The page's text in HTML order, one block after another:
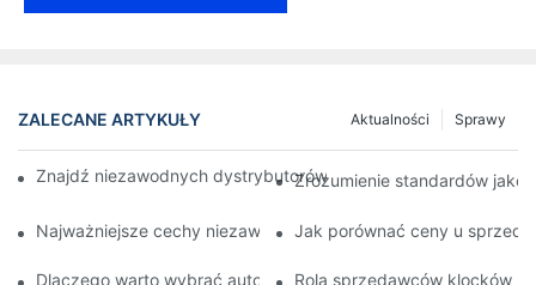
ZALECANE ARTYKUŁY Sprawy
Aktualności
Znajdź niezawodnych dystrybutorów klocków hamulcowych
Zrozumienie standardów
Najważniejsze cechy niezawodnego sprzedawcy klocków
Jak porównać ceny u
Dlaczego warto wybrać autoryzowanego sprzedawcę klocków
Rola sprzedawców klocków